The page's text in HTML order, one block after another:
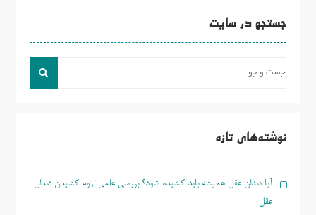
جستجو در سایت
نوشته‌های تازه
آیا دندان عقل همیشه باید کشیده شود؟ بررسی علمی لزوم کشیدن دندان
عقل